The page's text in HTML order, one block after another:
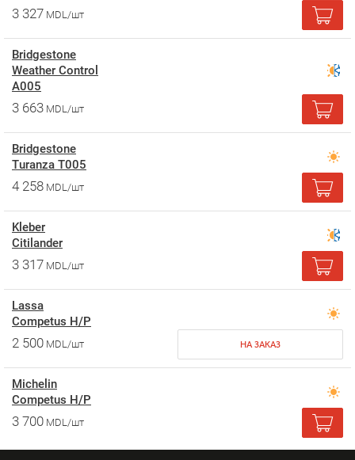
3 327 MDL/шт
Bridgestone
Weather Control
A005
3 663 MDL/шт
Bridgestone
Turanza T005
4 258 MDL/шт
Kleber
Citilander
3 317 MDL/шт
Lassa
Competus H/P
2 500 MDL/шт НА ЗАКАЗ
Michelin
Competus H/P
3 700 MDL/шт